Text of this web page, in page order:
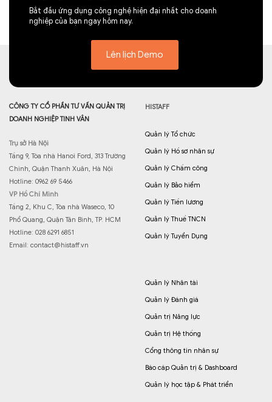
Bắt đầu ứng dụng công nghệ hiện đại nhất cho doanh
nghiệp của bạn ngay hôm nay.
Lên lịch Demo
CÔNG TY CỔ PHẦN TƯ VẤN QUẢN TRỊ
DOANH NGHIỆP TINH VÂN
Trụ sở Hà Nội
Tầng 9, Tòa nhà Hanoi Ford, 313 Trường
Chinh, Quận Thanh Xuân, Hà Nội
Hotline: 0962 69 5466
VP Hồ Chí Minh
Tầng 2, Khu C, Tòa nhà Waseco, 10
Phổ Quang, Quận Tân Bình, TP. HCM
Hotline: 028 6291 6851
Email: contact@histaff.vn
HISTAFF
Quản lý Tổ chức
Quản lý Hồ sơ nhân sự
Quản lý Chấm công
Quản lý Bảo hiểm
Quản lý Tiền lương
Quản lý Thuế TNCN
Quản lý Tuyển Dụng
Quản lý Nhân tài
Quản lý Đánh giá
Quản trị Năng lực
Quản trị Hệ thống
Cổng thông tin nhân sự
Báo cáp Quản trị & Dashboard
Quản lý học tập & Phát triển